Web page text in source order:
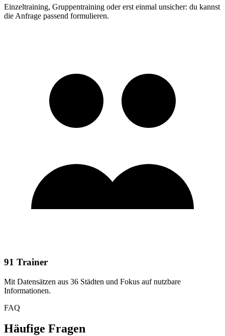
Einzeltraining, Gruppentraining oder erst einmal unsicher: du kannst
die Anfrage passend formulieren.
91 Trainer
Mit Datensätzen aus 36 Städten und Fokus auf nutzbare
Informationen.
FAQ
Häufige Fragen